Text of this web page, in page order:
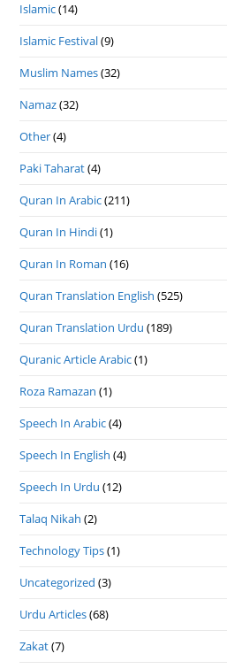
Islamic(14)
Islamic Festival(9)
Muslim Names(32)
Namaz(32)
Other(4)
Paki Taharat(4)
Quran In Arabic(211)
Quran In Hindi(1)
Quran In Roman (16)
Quran Translation English (525)
Quran Translation Urdu (189)
Quranic Article Arabic(1)
Roza Ramazan (1)
Speech In Arabic(4)
Speech In English (4)
Speech In Urdu (12)
Talaq Nikah (2)
Technology Tips(1)
Uncategorized (3)
Urdu Articles(68)
Zakat(7)